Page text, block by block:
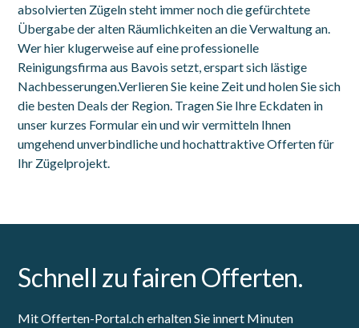
absolvierten Zügeln steht immer noch die gefürchtete
Übergabe der alten Räumlichkeiten an die Verwaltung an.
Wer hier klugerweise auf eine professionelle
Reinigungsfirma aus Bavois setzt, erspart sich lästige
Nachbesserungen.Verlieren Sie keine Zeit und holen Sie sich
die besten Deals der Region. Tragen Sie Ihre Eckdaten in
unser kurzes Formular ein und wir vermitteln Ihnen
umgehend unverbindliche und hochattraktive Offerten für
Ihr Zügelprojekt.
Schnell zu fairen Offerten.
Mit Offerten-Portal.ch erhalten Sie innert Minuten